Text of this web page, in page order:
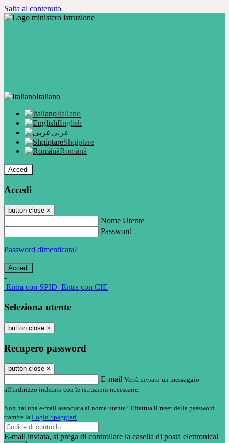
Salta al contenuto
Italiano
Italiano
English
عربى
Shqiptare
Română
Accedi
Accedi
button close ×
Nome Utente
Password
Password dimenticata?
-
Entra con SPID Entra con CIE
Seleziona utente
button close ×
Recupero password
button close ×
E-mail Verrà inviato un messaggio
all'indirizzo indicato con le istruzioni necessarie.
Non hai una e-mail associata al nome utente? Effettua il reset della password
tramite la Login Spaggiari
E-mail inviata, si prega di controllare la casella di posta elettronica!